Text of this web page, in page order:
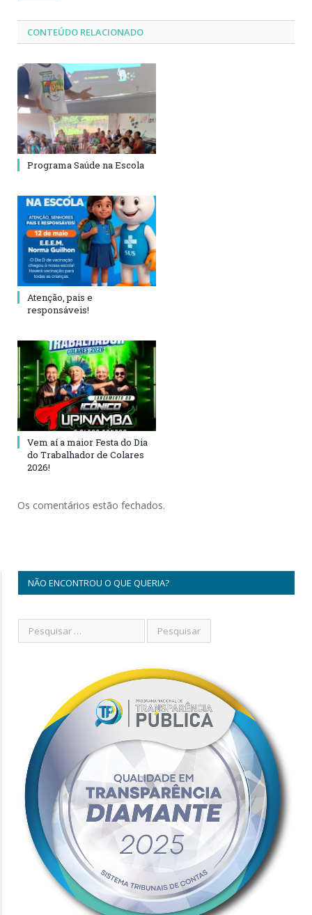
CONTEÚDO RELACIONADO
Programa Saúde na Escola
Atenção, pais e
responsáveis!
Vem aí a maior Festa do Dia
do Trabalhador de Colares
2026!
Os comentários estão fechados.
NÃO ENCONTROU O QUE QUERIA?